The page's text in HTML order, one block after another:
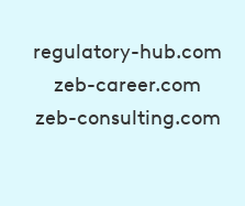
regulatory-hub.com
zeb-career.com
zeb-consulting.com